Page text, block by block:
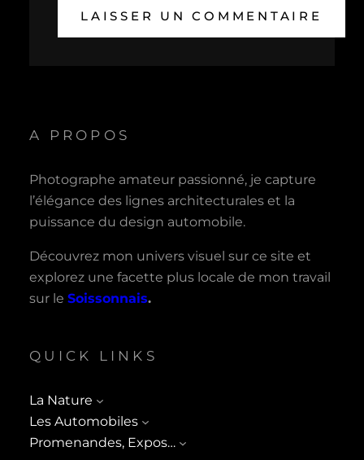
A PROPOS
Photographe amateur passionné, je capture
l’élégance des lignes architecturales et la
puissance du design automobile.
Découvrez mon univers visuel sur ce site et
explorez une facette plus locale de mon travail
sur le Soissonnais.
QUICK LINKS
La Nature
Les Automobiles
Promenandes, Expos…